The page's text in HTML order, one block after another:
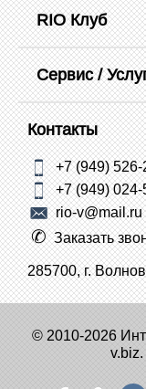
RIO Клуб
Сервис /
Контакты
+7 (949)
+7 (949)
rio-v@mail.ru
Заказать
285700, г.
© 2010-2026